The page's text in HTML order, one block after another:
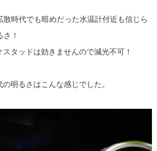
散時代でも暗めだった水温計付近も信じら
！
タッドは効きませんので減光不可！
明るさはこんな感じでした。